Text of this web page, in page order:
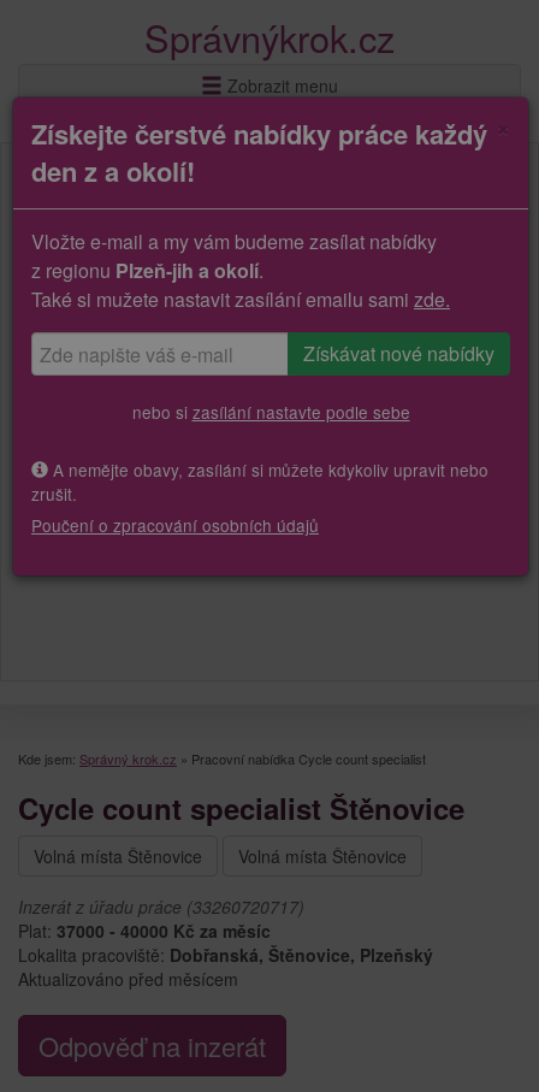
Správnýkrok.cz
Zobrazit menu
Kde jsem: Správný krok.cz » Pracovní nabídka Cycle count specialist
Cycle count specialist Štěnovice
Volná místa Štěnovice Volná místa Štěnovice
Inzerát z úřadu práce (33260720717)
Plat: 37000 - 40000 Kč za měsíc
Lokalita pracoviště: Dobřanská, Štěnovice, Plzeňský
Aktualizováno před měsícem
Odpověď na inzerát
Získejte čerstvé nabídky práce každý
den z a okolí!
Vložte e-mail a my vám budeme zasílat nabídky
z regionu Plzeň-jih a okolí.
Také si mužete nastavit zasílání emailu sami zde.
nebo si zasílání nastavte podle sebe
A nemějte obavy, zasílání si můžete kdykoliv upravit nebo
zrušit.
Poučení o zpracování osobních údajů